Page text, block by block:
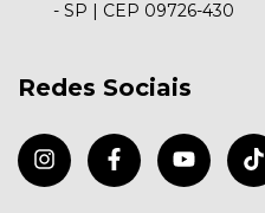
- SP | CEP 09726-430
Redes Sociais